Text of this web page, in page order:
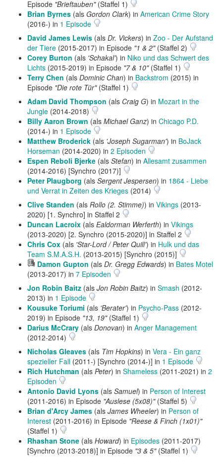
Episode "Brieftauben"(Staffel 1)
Brian Byrnes (als Gordon Clark) in American Crime Story
(2016-) in 1 Episode
David James Lewis (als Dr. Vickers) in Zoo - Der Aufstand
der Tiere (2015-2017) in Episode "1 & 2"(Staffel 2)
Corey Burton (als 'Schakal') in Niko und das Schwert des
Lichts (2015-2019) in Episode "7 & 10"(Staffel 1)
Terry Chen (als Dominic Chan) in Backstrom (2015) in
Episode "Die rote Tür"(Staffel 1)
Adam David Thompson (als Craig G) in Mozart in the
Jungle (2014-2018)
Billy Aaron Brown (als Michael Ganz) in Chicago P.D.
(2014-) in 1 Episode
Matthew Broderick (als 'Joseph Sugarman') in BoJack
Horseman (2014-2020) in 2 Episoden
Espen Reboli Bjerke (als Stefan) in Allesamt zusammen
(2014-2016) [Synchro (2017)]
Peter Plaugborg (als Sergent Jespersen) in 1864 - Liebe
und Verrat in Zeiten des Krieges (2014)
Clive Standen (als Rollo (2. Stimme)) in Vikings (2013-
2020) [1. Synchro] in Staffel 2
Duncan Lacroix (als Ealdorman Werferth) in Vikings
(2013-2020) [2. Synchro (2015-2020)] in Staffel 2
Chris Cox (als 'Star-Lord / Peter Quill') in Hulk und das
Team S.M.A.S.H. (2013-2015) [Synchro (2015)]
Hörprobe
abspielen
Damon Gupton (als Dr. Gregg Edwards) in Bates Motel
(2013-2017) in 7 Episoden
Jon Robin Baitz (als Jon Robin Baitz) in Smash (2012-
2013) in 1 Episode
Kousuke Toriumi (als 'Berater') in Psycho-Pass (2012-
2019) in Episode "13, 19"(Staffel 1)
Darius McCrary (als Donovan) in Anger Management
(2012-2014)
Nicholas Gleaves (als Tim Hopkins) in Vera - Ein ganz
spezieller Fall (2011-) [Synchro (2014-)] in 1 Episode
Rich Hutchman (als Peter) in Shameless (2011-2021) in 2
Episoden
Antonio David Lyons (als Samuel) in Person of Interest
(2011-2016) in Episode "Auslese (5x08)"(Staffel 5)
Brian d'Arcy James (als James Wheeler) in Person of
Interest (2011-2016) in Episode "Reese & Finch (1x01)"
(Staffel 1)
Rhashan Stone (als Howard) in Episodes (2011-2017)
[Synchro (2013-2018)] in Episode "3 & 5"(Staffel 1)